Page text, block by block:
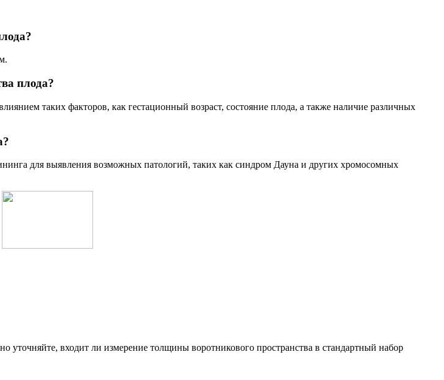
плода?
таких факторов, как гестационный возраст, состояние плода, а также наличие различных
для выявления возможных патологий, таких как синдром Дауна и других хромосомных
уточняйте, входит ли измерение толщины воротникового пространства в стандартный набор